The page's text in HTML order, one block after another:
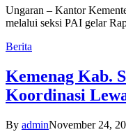
Ungaran – Kantor
melalui seksi PAI gelar
Berita
Kemenag Kab.
Koordinasi
By adminNovember 24,